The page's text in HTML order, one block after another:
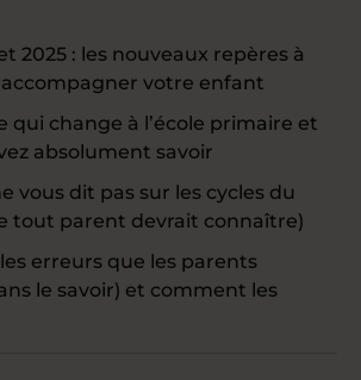
2025 : les nouveaux repères à
votre enfant
qui change à l’école primaire et
absolument savoir
vous dit pas sur les cycles du
tout parent devrait connaître)
les erreurs que les parents
le savoir) et comment les